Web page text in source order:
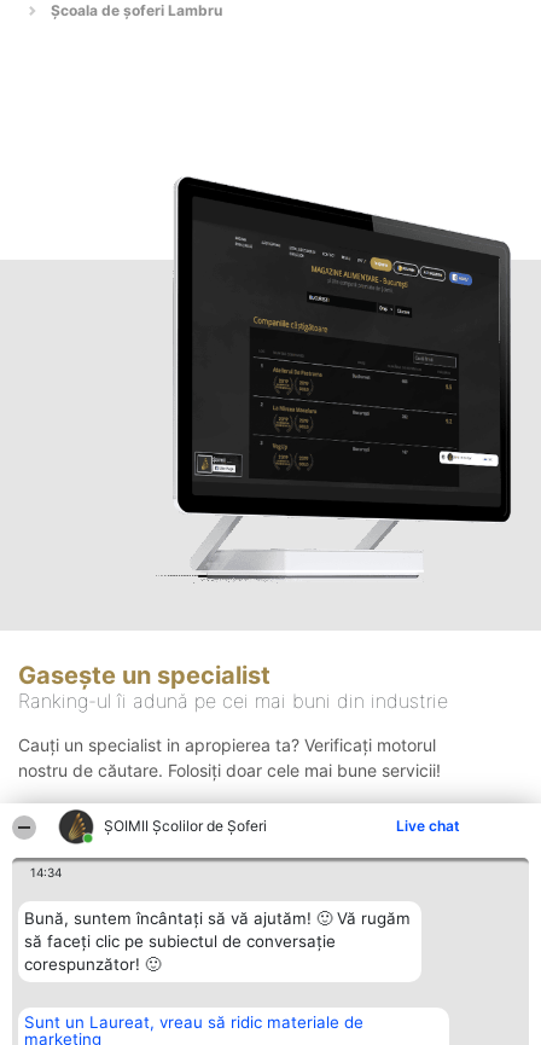
ŞOIMII Școlilor de Șoferi Live chat
14:34
Bună, suntem încântați să vă ajutăm! 🙂 Vă rugăm
să faceți clic pe subiectul de conversație
corespunzător! 🙂
Sunt un Laureat, vreau să ridic materiale de
marketing
Şcoala de şoferi Lambru
Gasește un specialist
Ranking-ul îi adună pe cei mai buni din industrie
Cauți un specialist in apropierea ta? Verificați motorul
nostru de căutare. Folosiți doar cele mai bune servicii!
Organizator Ranking
BRIGHT SOLUTIONS BR SRL
Plebiscyt Contact